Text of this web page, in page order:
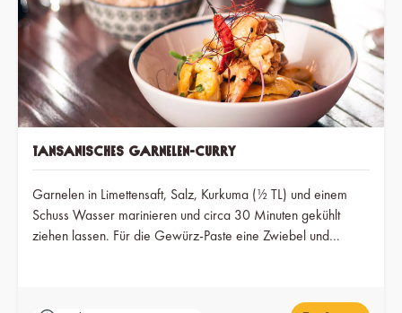
Tansanisches Garnelen-Curry
Garnelen in Limettensaft, Salz, Kurkuma (½ TL) und einem
Schuss Wasser marinieren und circa 30 Minuten gekühlt
ziehen lassen. Für die Gewürz-Paste eine Zwiebel und